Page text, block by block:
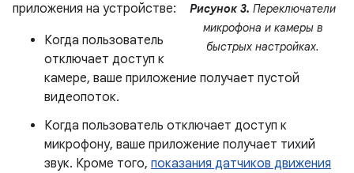
Рисунок 3. Переключатели
микрофона и камеры в
быстрых настройках.
приложения на устройстве:
Когда пользователь
отключает доступ к
камере, ваше приложение получает пустой
видеопоток.
Когда пользователь отключает доступ к
микрофону, ваше приложение получает тихий
звук. Кроме того, показания датчиков движения